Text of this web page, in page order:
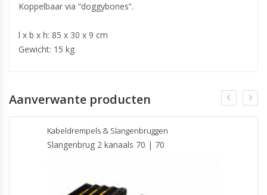
Koppelbaar via “doggybones”.
l x b x h: 85 x 30 x 9 cm
Gewicht: 15 kg
Aanverwante producten
Kabeldrempels & Slangenbruggen
Slangenbrug 2 kanaals 70 | 70